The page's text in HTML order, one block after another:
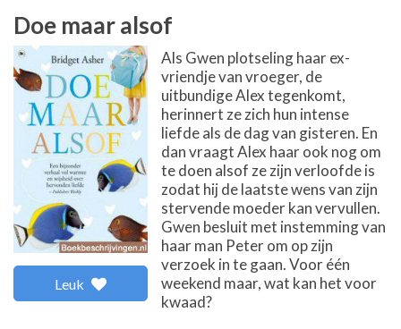
Doe maar alsof
Leuk
Als Gwen plotseling haar ex-
vriendje van vroeger, de
uitbundige Alex tegenkomt,
herinnert ze zich hun intense
liefde als de dag van gisteren. En
dan vraagt Alex haar ook nog om
te doen alsof ze zijn verloofde is
zodat hij de laatste wens van zijn
stervende moeder kan vervullen.
Gwen besluit met instemming van
haar man Peter om op zijn
verzoek in te gaan. Voor één
weekend maar, wat kan het voor
kwaad?